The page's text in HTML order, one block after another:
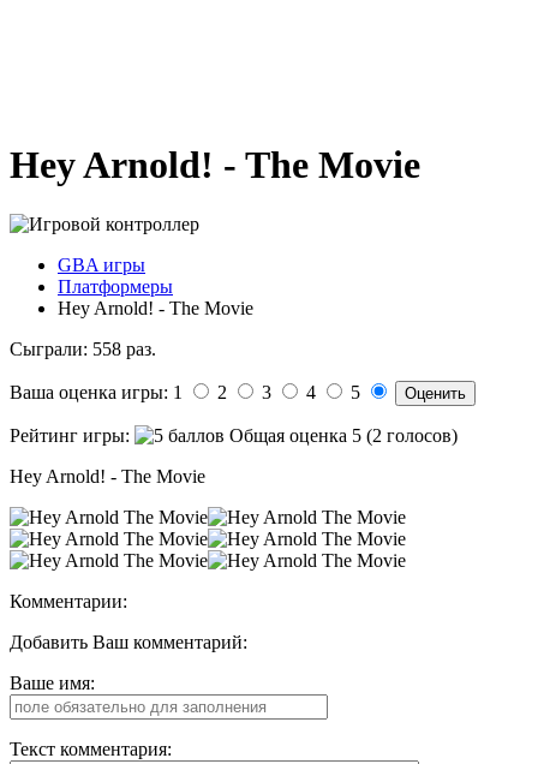
Hey Arnold! - The Movie
GBA игры
Платформеры
Hey Arnold! - The Movie
Сыграли: 558 раз.
Ваша оценка игры: 1 2 3 4 5
Рейтинг игры:
Общая оценка 5 (2 голосов)
Hey Arnold! - The Movie
Комментарии:
Добавить Ваш комментарий:
Ваше имя:
Текст комментария: